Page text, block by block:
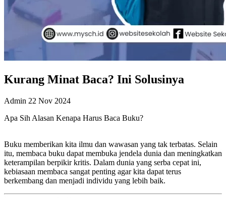
Kurang Minat Baca? Ini Solusinya
Admin 22 Nov 2024
Apa Sih Alasan Kenapa Harus Baca Buku?
Buku memberikan kita ilmu dan wawasan yang tak terbatas. Selain
itu, membaca buku dapat membuka jendela dunia dan meningkatkan
keterampilan berpikir kritis. Dalam dunia yang serba cepat ini,
kebiasaan membaca sangat penting agar kita dapat terus
berkembang dan menjadi individu yang lebih baik.